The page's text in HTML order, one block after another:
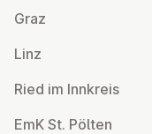
Graz
Linz
Ried im Innkreis
EmK St. Pölten